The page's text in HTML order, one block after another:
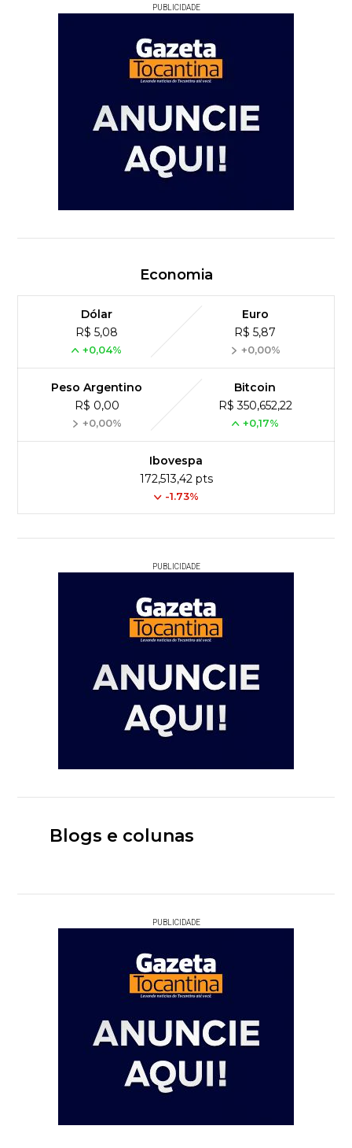
PUBLICIDADE
Economia
Dólar
R$ 5,08
+0,04%
Euro
R$ 5,87
+0,00%
Peso Argentino
R$ 0,00
+0,00%
Bitcoin
R$ 350,652,22
+0,17%
Ibovespa
172,513,42 pts
-1.73%
PUBLICIDADE
Blogs e colunas
PUBLICIDADE